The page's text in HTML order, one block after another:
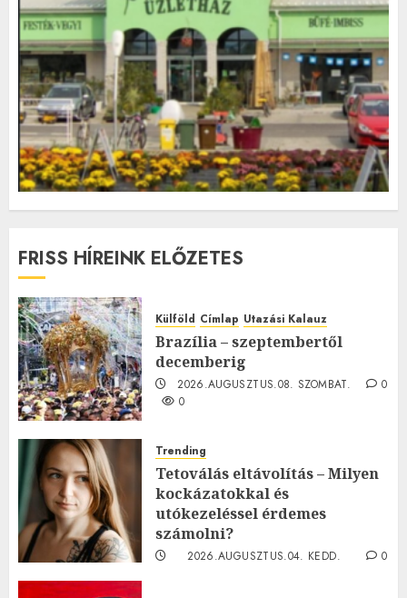
FRISS HÍREINK ELŐZETES
Külföld Címlap Utazási Kalauz
Brazília – szeptembertől
decemberig
2026.AUGUSZTUS.08. SZOMBAT.
0
0
Trending
Tetoválás eltávolítás – Milyen
kockázatokkal és
utókezeléssel érdemes
számolni?
2026.AUGUSZTUS.04. KEDD.
0